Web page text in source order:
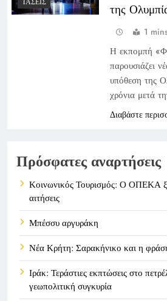
της
1
Η εκπομπή
παρουσιάζει
υπόθεση της
χρόνια μετά
Διαβάστε
Πρόσφατες αναρτήσεις
Κοινωνικός Τουρισμός: Ο ΟΠΕΚΑ
αιτήσεις
Μπέσσυ αργυράκη
Νέα Κρήτη: Σαρακήνικο και η
Ιράκ: Τεράστιες εκπτώσεις στο
γεωπολιτική συγκυρία